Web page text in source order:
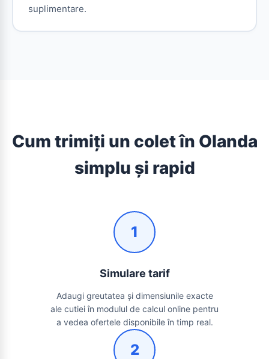
suplimentare.
Cum trimiți un colet în Olanda
simplu și rapid
1
Simulare tarif
Adaugi greutatea și dimensiunile exacte
ale cutiei în modulul de calcul online pentru
a vedea ofertele disponibile în timp real.
2